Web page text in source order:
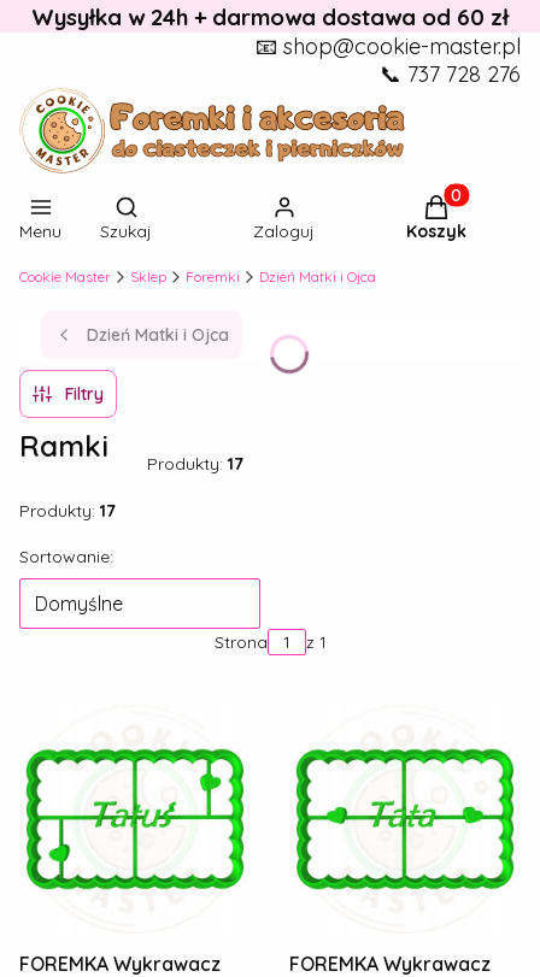
Wysyłka w 24h + darmowa dostawa od 60 zł
📧 shop@cookie-master.pl
📞 737 728 276
Menu
Otwórz wyszukiwarkę
Szukaj Zaloguj
Produkty w
Koszyk
Cookie Master Sklep Foremki Dzień Matki i Ojca
Dzień Matki i Ojca
Filtry
Ramki Produkty: 17
Produkty: 17
Lista produktów
Sortowanie:
Domyślne
Strona z 1
FOREMKA Wykrawacz
FOREMKA Wykrawacz